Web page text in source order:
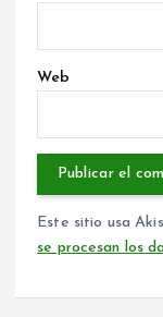
Web
Este sitio usa
se procesan los